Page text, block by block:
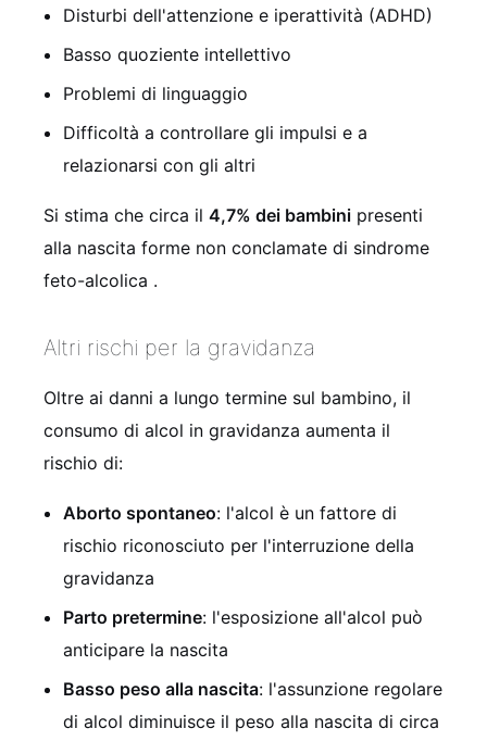
Disturbi dell'attenzione e iperattività (ADHD)
Basso quoziente intellettivo
Problemi di linguaggio
Difficoltà a controllare gli impulsi e a
relazionarsi con gli altri
Si stima che circa il 4,7% dei bambini presenti
alla nascita forme non conclamate di sindrome
feto-alcolica .
Altri rischi per la gravidanza
Oltre ai danni a lungo termine sul bambino, il
consumo di alcol in gravidanza aumenta il
rischio di:
Aborto spontaneo: l'alcol è un fattore di
rischio riconosciuto per l'interruzione della
gravidanza
Parto pretermine: l'esposizione all'alcol può
anticipare la nascita
Basso peso alla nascita: l'assunzione regolare
di alcol diminuisce il peso alla nascita di circa